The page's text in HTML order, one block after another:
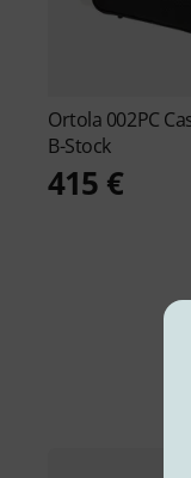
Ortola 002PC
B-Stock
415 €